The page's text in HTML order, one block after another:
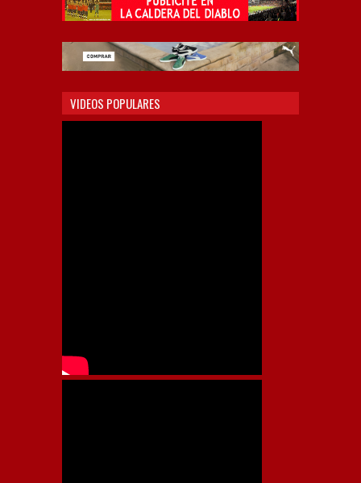
VIDEOS POPULARES